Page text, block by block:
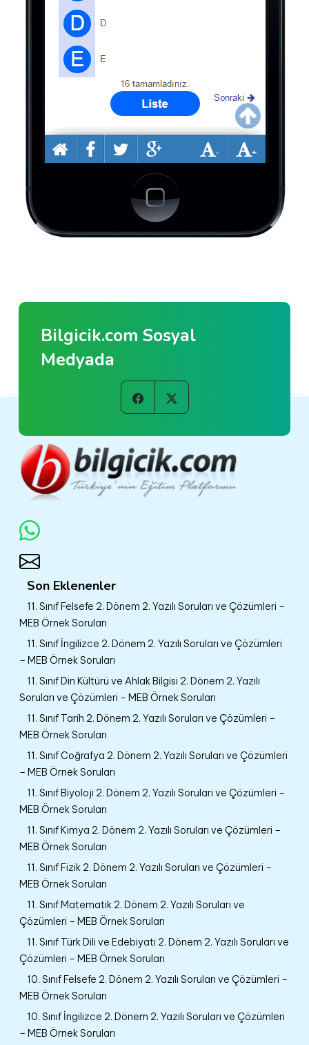
Bilgicik.com Sosyal
Medyada
Son Eklenenler
11. Sınıf Felsefe 2. Dönem 2. Yazılı Soruları ve Çözümleri –
MEB Örnek Soruları
11. Sınıf İngilizce 2. Dönem 2. Yazılı Soruları ve Çözümleri
– MEB Örnek Soruları
11. Sınıf Din Kültürü ve Ahlak Bilgisi 2. Dönem 2. Yazılı
Soruları ve Çözümleri – MEB Örnek Soruları
11. Sınıf Tarih 2. Dönem 2. Yazılı Soruları ve Çözümleri –
MEB Örnek Soruları
11. Sınıf Coğrafya 2. Dönem 2. Yazılı Soruları ve Çözümleri
– MEB Örnek Soruları
11. Sınıf Biyoloji 2. Dönem 2. Yazılı Soruları ve Çözümleri –
MEB Örnek Soruları
11. Sınıf Kimya 2. Dönem 2. Yazılı Soruları ve Çözümleri –
MEB Örnek Soruları
11. Sınıf Fizik 2. Dönem 2. Yazılı Soruları ve Çözümleri –
MEB Örnek Soruları
11. Sınıf Matematik 2. Dönem 2. Yazılı Soruları ve
Çözümleri – MEB Örnek Soruları
11. Sınıf Türk Dili ve Edebiyatı 2. Dönem 2. Yazılı Soruları ve
Çözümleri – MEB Örnek Soruları
10. Sınıf Felsefe 2. Dönem 2. Yazılı Soruları ve Çözümleri –
MEB Örnek Soruları
10. Sınıf İngilizce 2. Dönem 2. Yazılı Soruları ve Çözümleri
– MEB Örnek Soruları